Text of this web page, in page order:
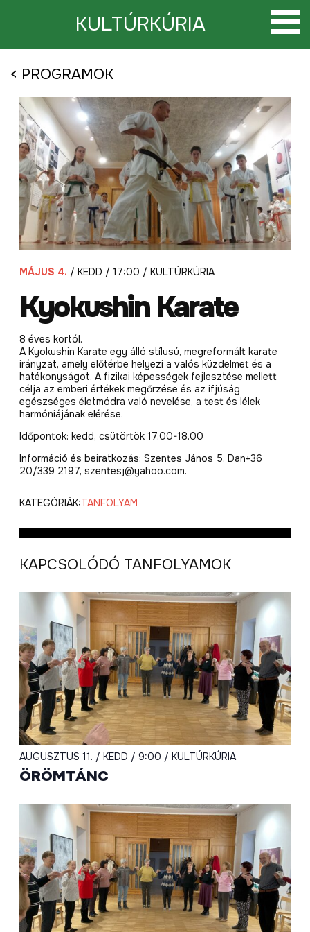
KULTÚRKÚRIA
< PROGRAMOK
MÁJUS 4. / KEDD / 17:00 / KULTÚRKÚRIA
Kyokushin Karate
8 éves kortól.
A Kyokushin Karate egy álló stílusú, megreformált karate
irányzat, amely előtérbe helyezi a valós küzdelmet és a
hatékonyságot. A fizikai képességek fejlesztése mellett
célja az emberi értékek megőrzése és az ifjúság
egészséges életmódra való nevelése, a test és lélek
harmóniájának elérése.
Időpontok: kedd, csütörtök 17.00-18.00
Információ és beiratkozás: Szentes János 5. Dan+36
20/339 2197, szentesj@yahoo.com.
KATEGÓRIÁK:TANFOLYAM
KAPCSOLÓDÓ TANFOLYAMOK
AUGUSZTUS 11. / KEDD / 9:00 / KULTÚRKÚRIA
ÖRÖMTÁNC